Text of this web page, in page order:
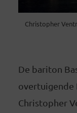
Christopher
De bariton
overtuigende
Christopher